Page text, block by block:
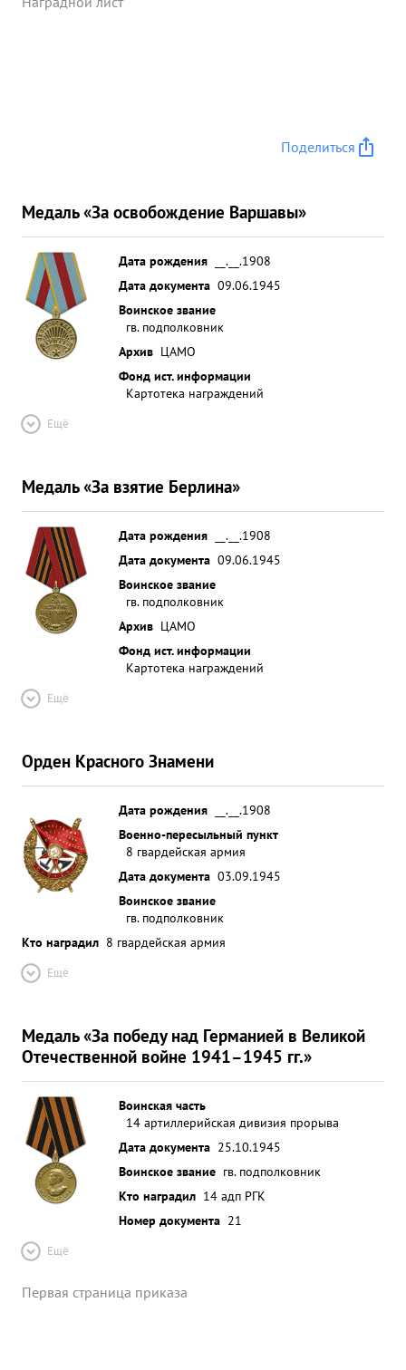
Поделиться
Медаль «За освобождение Варшавы»
Дата рождения
__.__.1908
Дата документа 09.06.1945
Воинское звание
гв. подполковник
Архив ЦАМО
Фонд ист. информации
Картотека награждений
Ещё
Медаль «За взятие Берлина»
Дата рождения
__.__.1908
Дата документа 09.06.1945
Воинское звание
гв. подполковник
Архив ЦАМО
Фонд ист. информации
Картотека награждений
Ещё
Орден Красного Знамени
Дата рождения
__.__.1908
Военно-пересыльный пункт
8 гвардейская армия
Дата документа 03.09.1945
Воинское звание
гв. подполковник
Кто наградил 8 гвардейская армия
Ещё
Медаль «За победу над Германией в Великой
Отечественной войне 1941–1945 гг.»
Воинская часть
14 артиллерийская дивизия прорыва
Дата документа 25.10.1945
Воинское звание гв. подполковник
Кто наградил 14 адп РГК
Номер документа 21
Ещё
Первая страница приказа